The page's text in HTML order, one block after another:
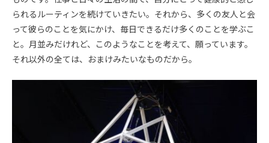
られるルーティンを続けていきたい。それから、多くの友人と会
って彼らのことを気にかけ、毎日できるだけ多くのことを学ぶこ
と。月並みだけれど、このようなことを考えて、願っています。
それ以外の全ては、おまけみたいなものだから。